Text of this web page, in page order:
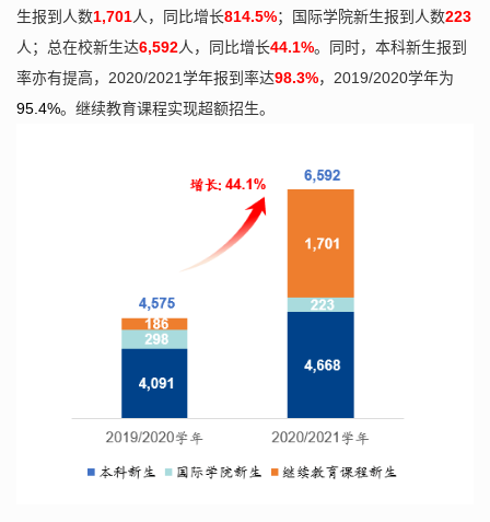
生报到人数1,701人，同比增长814.5%；国际学院新生报到人数223
人；总在校新生达6,592人，同比增长44.1%。同时，本科新生报到
率亦有提高，2020/2021学年报到率达98.3%，2019/2020学年为
95.4%。继续教育课程实现超额招生。